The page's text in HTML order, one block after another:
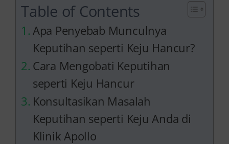
Table of Contents
Apa Penyebab Munculnya
Keputihan seperti Keju Hancur?
Cara Mengobati Keputihan
seperti Keju Hancur
Konsultasikan Masalah
Keputihan seperti Keju Anda di
Klinik Apollo